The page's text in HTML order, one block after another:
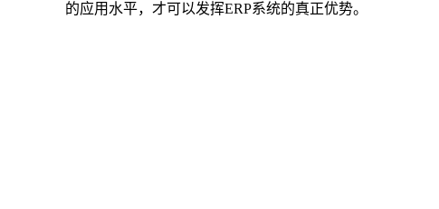
的应用水平，才可以发挥ERP系统的真正优势。